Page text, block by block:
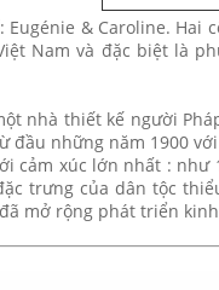
Eugénie & Caroline. Hai
Nam và đặc biệt là
nhà thiết kế người
đầu những năm 1900
cảm xúc lớn nhất : như
trưng của dân tộc
mở rộng phát triển